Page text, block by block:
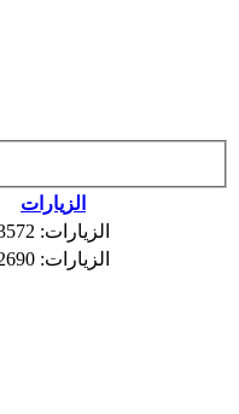
الزيارات
الزيارات: 3572
الزيارات: 2690